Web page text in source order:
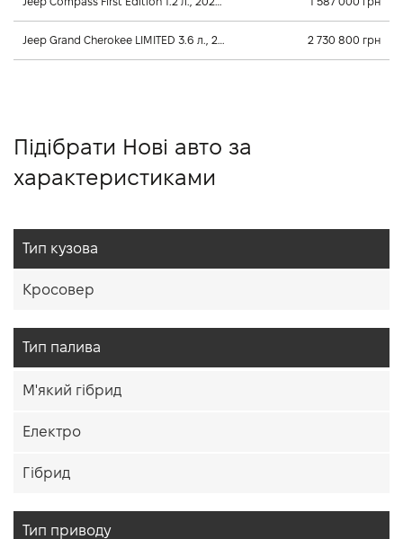
2 730 800 грн
Підібрати Нові авто за
характеристиками
Тип кузова
Кросовер
Тип палива
М'який гібрид
Електро
Гібрид
Тип приводу